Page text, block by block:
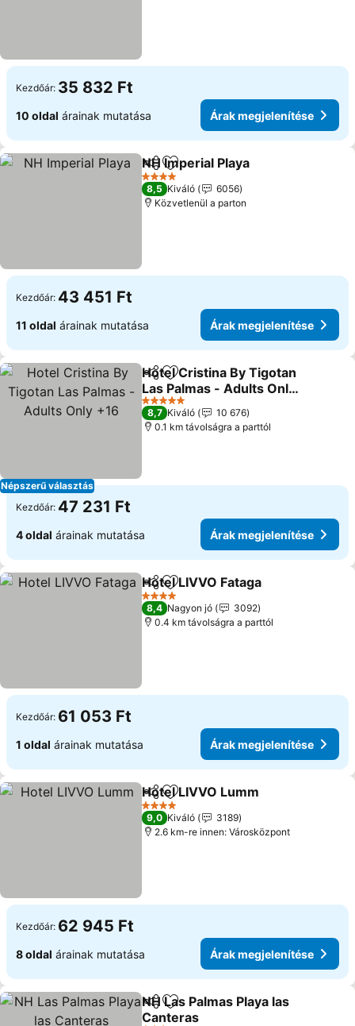
Kezdőár: 35 832 Ft
10 oldal árainak mutatása Árak megjelenítése
Megosztás
Hozzáadás a kedvencekhez
NH Imperial Playa
4 Kategória
8,5 Kiváló
6056
Közvetlenül a parton
Kezdőár: 43 451 Ft
11 oldal árainak mutatása Árak megjelenítése
Népszerű választás
Megosztás
Hozzáadás a kedvencekhez
Hotel Cristina By Tigotan
Las Palmas - Adults Only
+16
5 Kategória
8,7 Kiváló
10 676
0.1 km távolságra a parttól
Kezdőár: 47 231 Ft
4 oldal árainak mutatása Árak megjelenítése
Megosztás
Hozzáadás a kedvencekhez
Hotel LIVVO Fataga
4 Kategória
8,4 Nagyon jó
3092
0.4 km távolságra a parttól
Kezdőár: 61 053 Ft
1 oldal árainak mutatása Árak megjelenítése
Megosztás
Hozzáadás a kedvencekhez
Hotel LIVVO Lumm
4 Kategória
9,0 Kiváló
3189
2.6 km-re innen: Városközpont
Kezdőár: 62 945 Ft
8 oldal árainak mutatása Árak megjelenítése
Megosztás
Hozzáadás a kedvencekhez
NH Las Palmas Playa las
Canteras